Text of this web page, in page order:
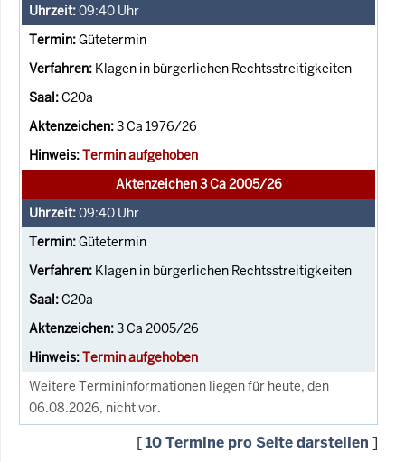
09:40 Uhr
Gütetermin
Klagen in bürgerlichen Rechtsstreitigkeiten
C20a
3 Ca 1976/26
Termin aufgehoben
Aktenzeichen 3 Ca 2005/26
09:40 Uhr
Gütetermin
Klagen in bürgerlichen Rechtsstreitigkeiten
C20a
3 Ca 2005/26
Termin aufgehoben
Weitere Termininformationen liegen für heute, den
06.08.2026, nicht vor.
[10 Termine pro Seite darstellen ]